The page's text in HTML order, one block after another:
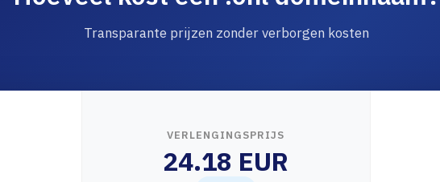
Transparante prijzen zonder verborgen kosten
VERLENGINGSPRIJS
24.18 EUR